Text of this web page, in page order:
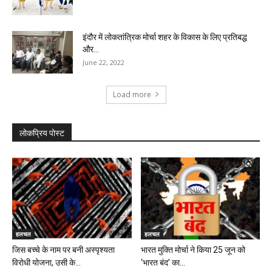
इंदौर में लोकतांत्रिक मोर्चा शहर के विकास के लिए प्रतिबद्ध
और...
June 22, 2022
Load more
लोकप्रिय पोस्ट
हलचल
जिस बच्चे के नाम पर बनी अस्पृश्यता
विरोधी योजना, उसी के...
हलचल
भारत मुक्ति मोर्चा ने किया 25 जून को
‘भारत बंद’ का...